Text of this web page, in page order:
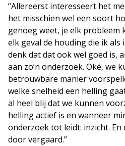
“Allereerst interesseert het
het misschien wel een soort
genoeg weet, je elk probleem
elk geval de houding die ik
denk dat dat ook wel goed is,
aan zo’n onderzoek. Oké, we
betrouwbare manier
welke snelheid een helling
al heel blij dat we kunnen
helling actief is en wanneer
onderzoek tot leidt: inzicht.
door vergaard.”